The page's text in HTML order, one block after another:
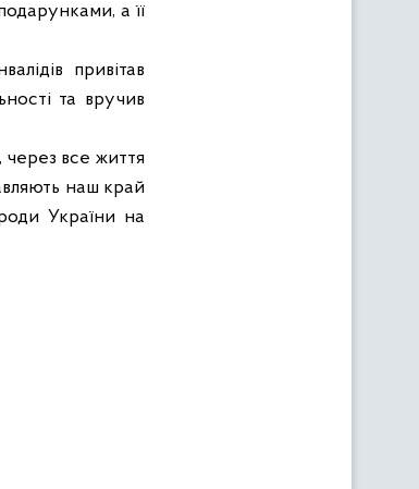
а її
привітав
та вручив
через все життя
наш край
України на